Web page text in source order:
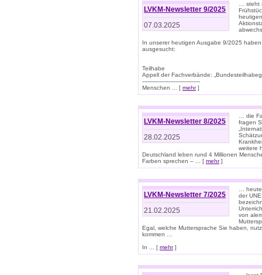
LVKM-Newsletter 9/2025
07.03.2025
… steht
In unserer heutigen Ausgabe 9/2025
ausgesucht:
Teilhabe
Appell der Fachverbände:
---------------------------------
Menschen ... [ mehr]
LVKM-Newsletter 8/2025
28.02.2025
… die
fragen
weitere
Deutschland leben rund 4 Millionen
Farben sprechen – ... [ mehr]
LVKM-Newsletter 7/2025
21.02.2025
…
der
von
Egal, welche Muttersprache Sie haben,
kommen …
In ... [ mehr]